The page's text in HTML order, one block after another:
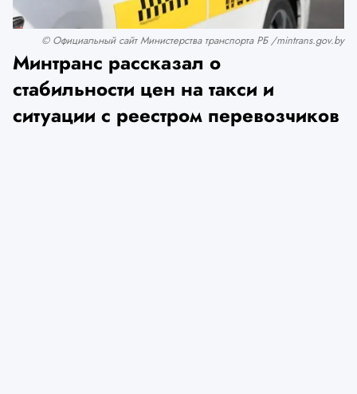
© Официальный сайт Министерства транспорта РБ /mintrans.gov.by
Минтранс рассказал о
стабильности цен на такси и
ситуации с реестром перевозчиков